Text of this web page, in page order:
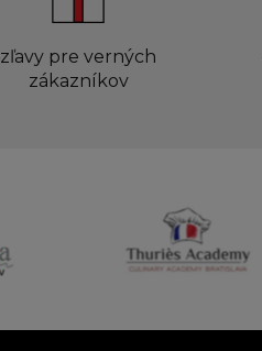
zľavy pre verných
zákazníkov